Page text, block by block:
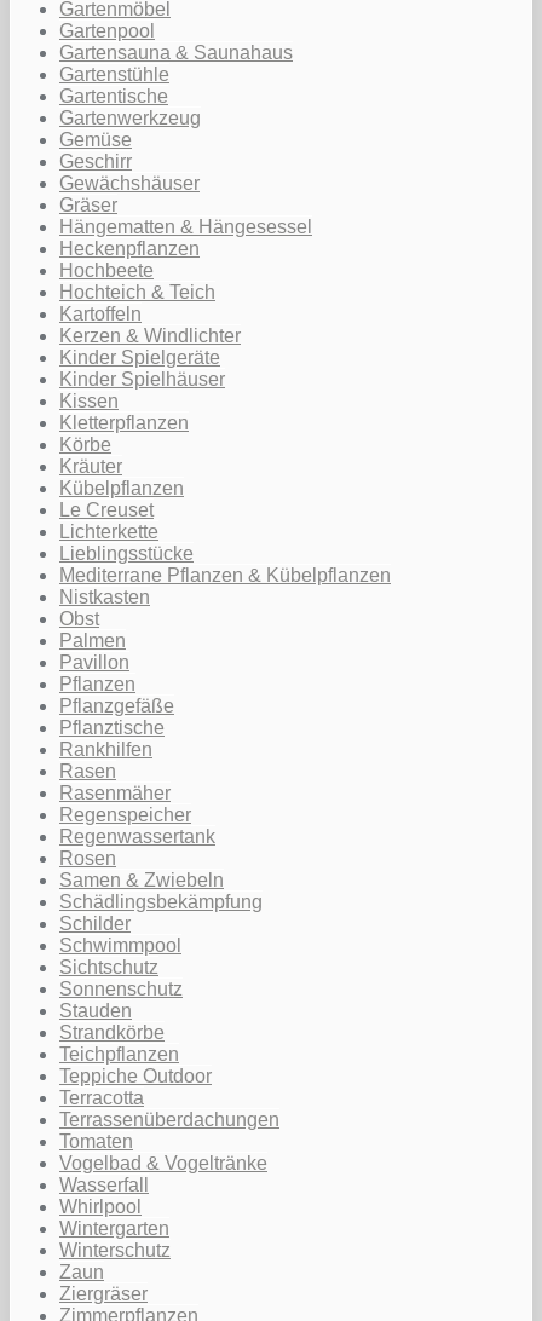
Gartenmöbel
Gartenpool
Gartensauna & Saunahaus
Gartenstühle
Gartentische
Gartenwerkzeug
Gemüse
Geschirr
Gewächshäuser
Gräser
Hängematten & Hängesessel
Heckenpflanzen
Hochbeete
Hochteich & Teich
Kartoffeln
Kerzen & Windlichter
Kinder Spielgeräte
Kinder Spielhäuser
Kissen
Kletterpflanzen
Körbe
Kräuter
Kübelpflanzen
Le Creuset
Lichterkette
Lieblingsstücke
Mediterrane Pflanzen & Kübelpflanzen
Nistkasten
Obst
Palmen
Pavillon
Pflanzen
Pflanzgefäße
Pflanztische
Rankhilfen
Rasen
Rasenmäher
Regenspeicher
Regenwassertank
Rosen
Samen & Zwiebeln
Schädlingsbekämpfung
Schilder
Schwimmpool
Sichtschutz
Sonnenschutz
Stauden
Strandkörbe
Teichpflanzen
Teppiche Outdoor
Terracotta
Terrassenüberdachungen
Tomaten
Vogelbad & Vogeltränke
Wasserfall
Whirlpool
Wintergarten
Winterschutz
Zaun
Ziergräser
Zimmerpflanzen